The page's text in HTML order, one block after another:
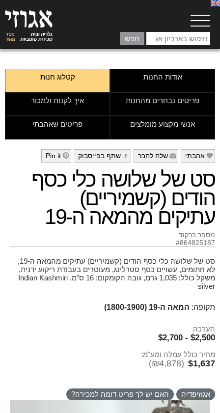
אודות החנות קטלוג חנות
פריטים נבחרים מהחנות איך לקנות ולמכור
אנשי מקצוע מומלצים פריטים שאהבתי
e אהבתי f שלח לחבר g שתף בפייסבוק h
Pin it
סט של שלושה כלי כסף
הודים (קשמיריים)
עתיקים מהמאה ה-19
מספר ברקוד
#864825187
סט של שלושה כלי כסף הודים (קשמיריים) עתיקים מהמאה ה-19,
לא חתומים, עשויים כסף סטרלינג, מעוטרים בעבודת ריקוע ידנית,
משקל כולל: 1,035 גרם, גובה הקומקום: 16 ס"מ. Indian Kashmiri
silver
תקופה: המאה ה-19 (1800-1900)
הערכה
$2,500 - $2,700
מחיר כולל עמלה ומע"מ:
$1,637
(₪4,878)
אגוזיפדיה האם יש לך פריט דומה למכירה?